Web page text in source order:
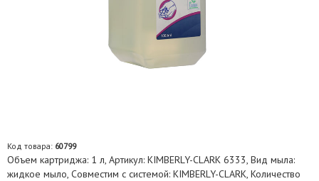
Код товара: 60799
Объем картриджа: 1 л, Артикул: KIMBERLY-CLARK 6333, Вид мыла:
жидкое мыло, Совместим с системой: KIMBERLY-CLARK, Количество